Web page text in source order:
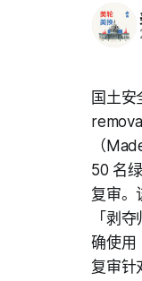
国土
（
50 名
复审。
「剥
确使用
复审针